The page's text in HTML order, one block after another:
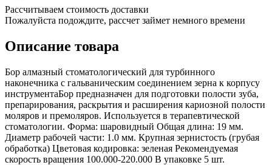
Рассчитываем стоимость доставки
Пожалуйста подождите, рассчет займет немного времени
Описание товара
Бор алмазный стоматологический для турбинного
наконечника с гальваническим соединением зерна к корпусу
инструментаБор предназначен для подготовки полости зуба,
препарирования, раскрытия и расширения кариозной полости
моляров и премоляров. Используется в терапевтической
стоматологии. Форма: шаровидный Общая длина: 19 мм.
Диаметр рабочей части: 1.0 мм. Крупная зернистость (грубая
обработка) Цветовая кодировка: зеленая Рекомендуемая
скорость вращения 100.000-220.000 В упаковке 5 шт.